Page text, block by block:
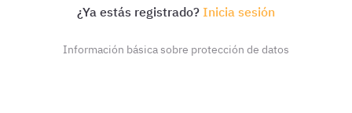
¿Ya estás registrado? Inicia sesión
Información básica sobre protección de datos